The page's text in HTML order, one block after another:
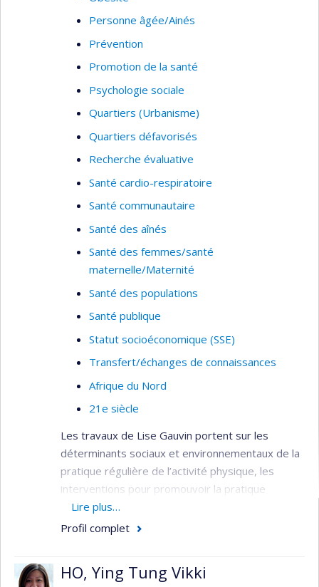
Personne âgée/Ainés
Prévention
Promotion de la santé
Psychologie sociale
Quartiers (Urbanisme)
Quartiers défavorisés
Recherche évaluative
Santé cardio-respiratoire
Santé communautaire
Santé des aînés
Santé des femmes/santé
maternelle/Maternité
Santé des populations
Santé publique
Statut socioéconomique (SSE)
Transfert/échanges de connaissances
Afrique du Nord
21e siècle
Les travaux de Lise Gauvin portent sur les
déterminants sociaux et environnementaux de la
pratique régulière de l’activité physique, les
interventions pour promouvoir la pratique
régulière de l’activité physique au niveau
populationnel et les déterminants sociaux des
des méthodes quantitatives et épidémiologiques
Lire plus…
Profil complet
HO, Ying Tung Vikki